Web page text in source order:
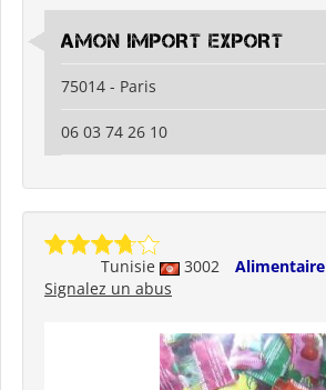
AMON IMPORT EXPORT
75014 - Paris
06 03 74 26 10
Tunisie 3002
Alimentaire
Signalez un abus